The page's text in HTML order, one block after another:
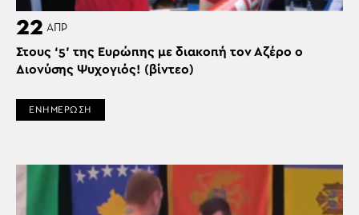
22 ΑΠΡ
Στους ‘5’ της Ευρώπης με διακοπή τον Αζέρο ο
Διονύσης Ψυχογιός! (βίντεο)
ΕΝΗΜΕΡΩΣΗ